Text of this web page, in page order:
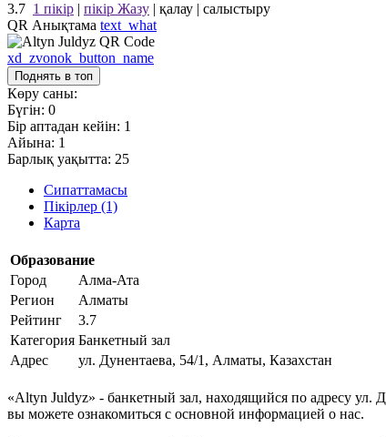
3.7 1 пікір | пікір Жазу | қалау | салыстыру
QR Анықтама text_what
xd_zvonok_button_name
Поднять в топ
Көру саны:
Бүгін: 0
Бір аптадан кейін: 1
Айына: 1
Барлық уақытта: 25
Сипаттамасы
Пікірлер (1)
Карта
Образование
Город
Алма-Ата
Регион
Алматы
Рейтинг
3.7
Категория Банкетный зал
Адрес
ул. Дунентаева, 54/1, Алматы, Казахстан
«Altyn Juldyz» - банкетный зал, находящийся по адресу ул.
вы можете ознакомиться с основной информацией о нас.